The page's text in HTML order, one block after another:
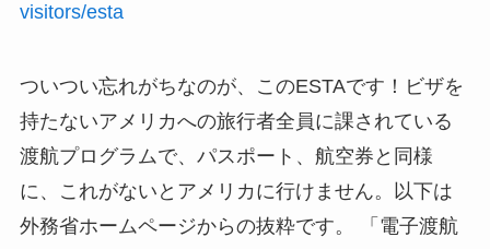
visitors/esta
ついつい忘れがちなのが、このESTAです！ビザを
持たないアメリカへの旅行者全員に課されている
渡航プログラムで、パスポート、航空券と同様
に、これがないとアメリカに行けません。以下は
外務省ホームページからの抜粋です。 「電子渡航